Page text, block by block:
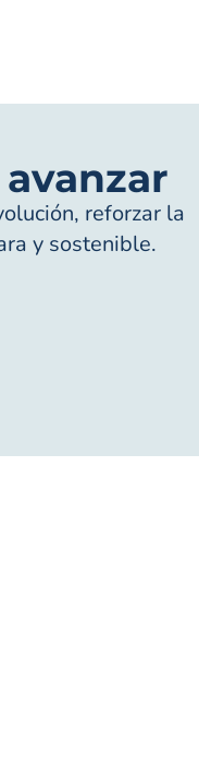
reforzar la
y sostenible.